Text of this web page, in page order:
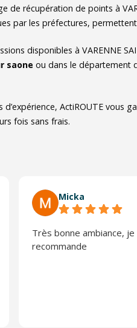
de récupération de points à
par les préfectures,
disponibles à VARENNE
saone ou dans le département
d’expérience, ActiROUTE vous
fois sans frais.
Micka
Très bonne ambiance, je
recommande